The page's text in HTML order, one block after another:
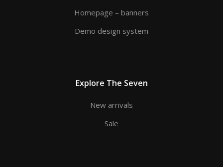
Homepage – banners
Demo design system
Explore The Seven
New arrivals
Sale